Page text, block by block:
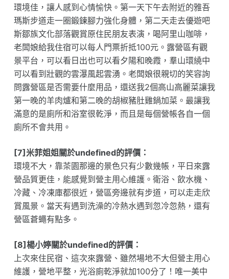
環境佳，讓人感到心情愉快。第一天下午去附近的雅吾
瑪斯步道走一圈鍛鍊腳力強化身體，第二天走去優遊吧
斯鄒族文化部落觀賞原住民朋友表演，喝阿里山咖啡，
老闆娘給我住宿可以每人門票折抵100元。露營區有觀
景平台，可以看日出也可以看夕陽和晚霞，羣山環繞中
可以看到壯觀的雲瀑風起雲湧。老闆娘很親切的笑容詢
問露營區是否需要什麼用品，還送我2個高山高麗菜讓我
第一晚的羊肉爐和第二晚的胡椒豬肚雞鍋加菜。最讓我
滿意的是廁所和浴室很乾淨，而且是每個營帳各自一個
廁所不會共用。
[7]米菲姐姐關於undefined的評價：
環境不大，靠茶園那邊的景色只有少數幾帳，平日來露
營品質更佳，能感覺到營主用心維護。衛浴、飲水機、
冷藏、冷凍庫都很近，營區旁邊就有步道，可以走走欣
賞風景。當天有遇到洗澡的冷熱水遇到忽冷忽熱，還有
營區蒼蠅有點多。
[8]楊小婷關於undefined的評價：
上次來住民宿、這次來露營、雖然場地不大但營主用心
維護，營地平整，光浴廁乾淨就加100分了！唯一美中